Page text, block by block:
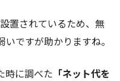
置されているため、無
ですが助かりますね。
時に調べた 「ネット代を